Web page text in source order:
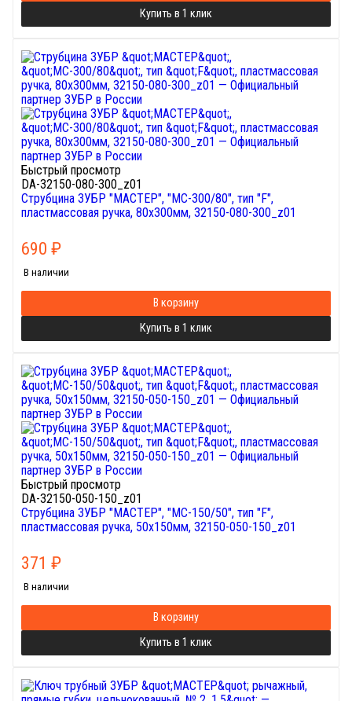
Купить в 1 клик
Быстрый просмотр
DA-32150-080-300_z01
Струбцина ЗУБР "МАСТЕР", "МС-300/80", тип "F",
пластмассовая ручка, 80х300мм, 32150-080-300_z01
690 ₽
В наличии
В корзину
Купить в 1 клик
Быстрый просмотр
DA-32150-050-150_z01
Струбцина ЗУБР "МАСТЕР", "МС-150/50", тип "F",
пластмассовая ручка, 50х150мм, 32150-050-150_z01
371 ₽
В наличии
В корзину
Купить в 1 клик